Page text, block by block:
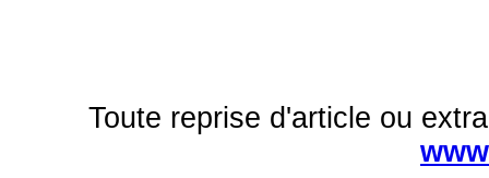
Toute reprise d'article ou